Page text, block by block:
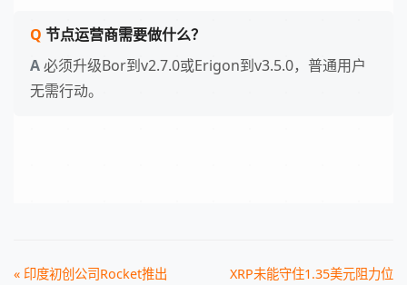
节点运营商需要做什么？
必须升级Bor到v2.7.0或Erigon到v3.5.0，普通用户
无需行动。
« 印度初创公司Rocket推出
XRP未能守住1.35美元阻力位